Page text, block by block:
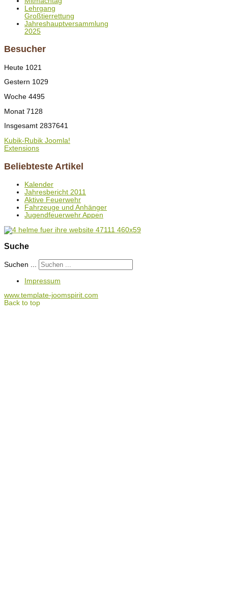
Lehrgang
Großtierrettung
Jahreshauptversammlung
2025
Besucher
Heute 1021
Gestern 1029
Woche 4495
Monat 7128
Insgesamt 2837641
Kubik-Rubik Joomla!
Extensions
Beliebteste Artikel
Kalender
Jahresbericht 2011
Aktive Feuerwehr
Fahrzeuge und Anhänger
Jugendfeuerwehr Appen
Suche
Suchen ...
Impressum
www.template-joomspirit.com
Back to top